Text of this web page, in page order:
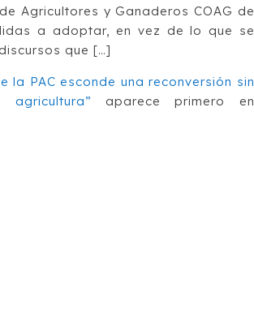
Agricultores y Ganaderos COAG de
a adoptar, en vez de lo que se
que […]
PAC esconde una reconversión sin
aparece primero en